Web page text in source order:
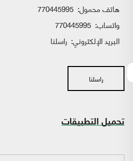
هاتف محمول: 770445995
واتساب:
البريد الإلكتروني: راسلنا
راسلنا
تحميل التطبيقات